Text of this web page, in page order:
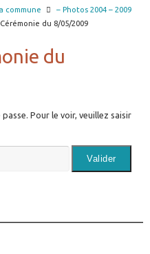
commune
– Photos 2004 – 2009
du 8/05/2009
du
Pour le voir, veuillez saisir